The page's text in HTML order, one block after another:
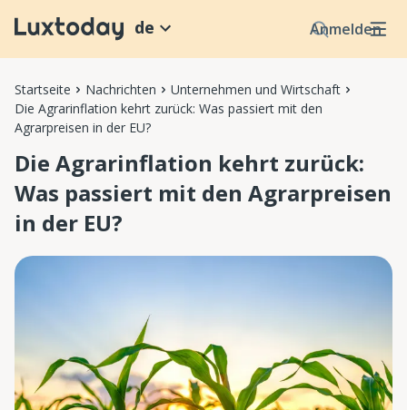
Anmelden
de
Startseite Nachrichten
Unternehmen und Wirtschaft
Die Agrarinflation kehrt zurück: Was passiert mit den
Agrarpreisen in der EU?
Die Agrarinflation kehrt zurück:
Was passiert mit den Agrarpreisen
in der EU?